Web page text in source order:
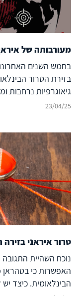
מעורבותה של
בחמש השנים
בזירת הטרור
גיאוגרפיות נרחבות
פעולות טרור. אף
הסיכויים לבלימתו.
האיראנית בזירה
המגמות שאפיינו
בהקשר ההיסטורי
השנים. בחינת
מדאיגה, המראה כי
מעצימה את מאמציה
עם מדינות רבות על
תשומת לב, הן בפני
ולהפגנת ביטחון מצד
והריבונות של
אחרים.
23/04/25
טרור איראני
נוכח השהיית
האפשרות כי בטהראן
הבינלאומית. כיצד